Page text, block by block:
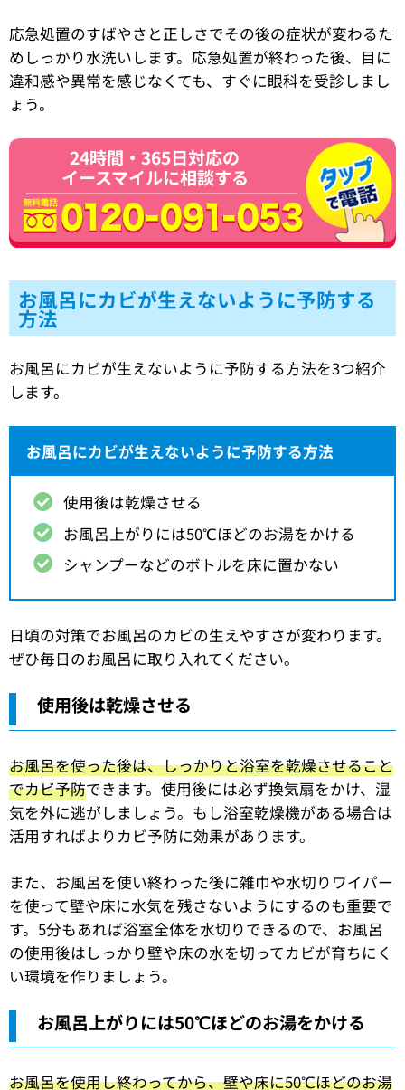
応急処置のすばやさと正しさでその後の症状が変わるた
めしっかり水洗いします。応急処置が終わった後、目に
違和感や異常を感じなくても、すぐに眼科を受診しまし
ょう。
24時間・365日対応の
イースマイルに相談する
お風呂にカビが生えないように予防する
方法
お風呂にカビが生えないように予防する方法を3つ紹介
します。
お風呂にカビが生えないように予防する方法
使用後は乾燥させる
お風呂上がりには50℃ほどのお湯をかける
シャンプーなどのボトルを床に置かない
日頃の対策でお風呂のカビの生えやすさが変わります。
ぜひ毎日のお風呂に取り入れてください。
使用後は乾燥させる
お風呂を使った後は、しっかりと浴室を乾燥させること
でカビ予防できます。使用後には必ず換気扇をかけ、湿
気を外に逃がしましょう。もし浴室乾燥機がある場合は
活用すればよりカビ予防に効果があります。
また、お風呂を使い終わった後に雑巾や水切りワイパー
を使って壁や床に水気を残さないようにするのも重要で
す。5分もあれば浴室全体を水切りできるので、お風呂
の使用後はしっかり壁や床の水を切ってカビが育ちにく
い環境を作りましょう。
お風呂上がりには50℃ほどのお湯をかける
お風呂を使用し終わってから、壁や床に50℃ほどのお湯